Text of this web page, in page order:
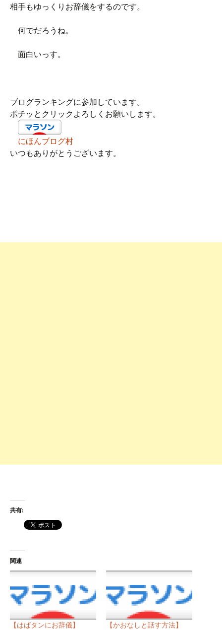
相手もゆっくりお辞儀をするのです。
何でだろうね。
面白いっす。
ブログランキングに参加しています。
ポチッとクリックよろしくお願いします。
にほんブログ村
いつもありがとうございます。
共有:
関連
【はばタンにお辞儀】
【かおなしと話す方法】